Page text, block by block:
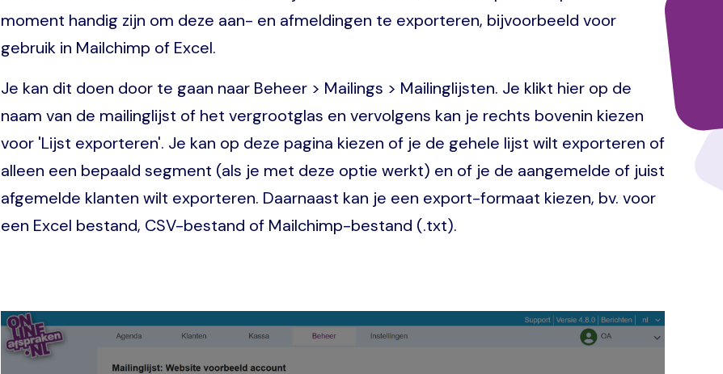
moment handig zijn om deze aan- en afmeldingen te exporteren, bijvoorbeeld voor
gebruik in Mailchimp of Excel.
Je kan dit doen door te gaan naar Beheer > Mailings > Mailinglijsten. Je klikt hier op de
naam van de mailinglijst of het vergrootglas en vervolgens kan je rechts bovenin kiezen
voor 'Lijst exporteren'. Je kan op deze pagina kiezen of je de gehele lijst wilt exporteren of
alleen een bepaald segment (als je met deze optie werkt) en of je de aangemelde of juist
afgemelde klanten wilt exporteren. Daarnaast kan je een export-formaat kiezen, bv. voor
een Excel bestand, CSV-bestand of Mailchimp-bestand (.txt).
Image